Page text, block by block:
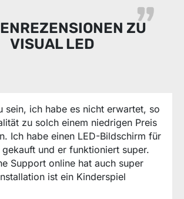
ZU
VISUAL LED
sein, ich habe es nicht erwartet, so
zu solch einem niedrigen Preis
Ich habe einen LED-Bildschirm für
und er funktioniert super.
Support online hat auch super
ist ein Kinderspiel